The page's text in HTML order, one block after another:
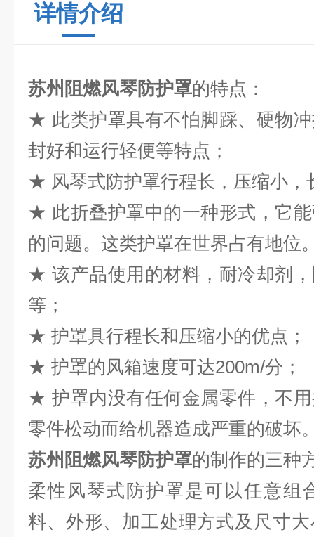
详情介绍
苏州阻燃风琴防护罩的特点：
★ 此类护罩具有不怕脚踩、硬物
封好和运行轻便等特点；
★ 风琴式防护罩行程长，压缩小，
★ 此折叠护罩中的一种形式，它
的问题。这类护罩在世界占有地位
★ 该产品使用的材料，耐冷却剂
等；
★ 护罩具行程长和压缩小的优点；
★ 护罩的风箱速度可达200m/分；
★ 护罩内没有任何金属零件，不
零件松动而给机器造成严重的破坏
苏州阻燃风琴防护罩的制作的三种
柔性风琴式防护罩是可以任意组
料、外形、加工处理方式及尺寸